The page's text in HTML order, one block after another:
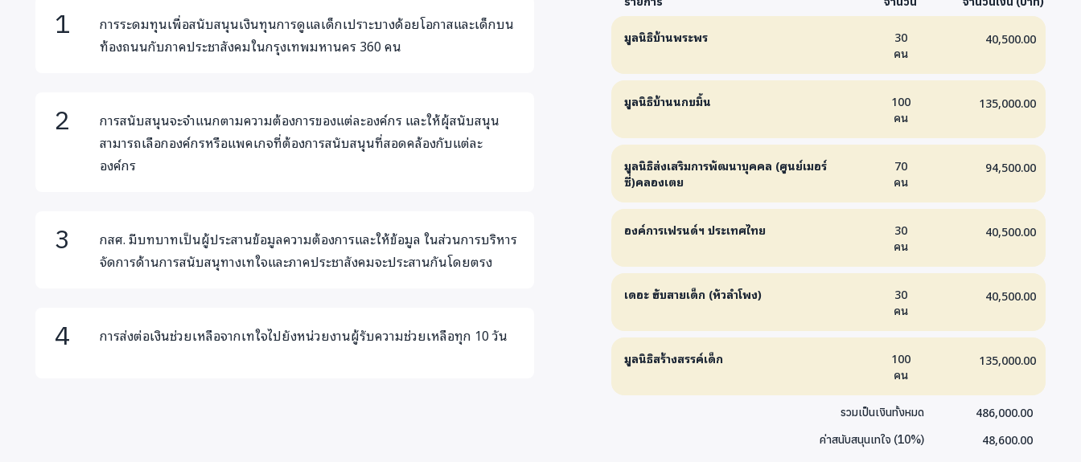
คนไปอยู่ห้องเช่ากับเพื่อน บางคนไปเช่าห้องพักอยู่เอง บางคนไปนอนอยู่
แถวหัวลำโพง รวมเด็ก 42 คน
6.มูลนิธิสร้างสรรค์เด็ก
ช่วยเหลือกลุ่มเป้าหมายจำนวน 5 กลุ่ม 1.เด็กเร่ร่อนไทยชั่วคราว อายุ 4-18
ปี อยู่ในชุมชนโค้งรถไฟยมราช แต่ไปขายดอกไม้ ซอยนานา ขอทาน 2.เด็ก
เร่ร่อนไทยถาวร 12-17 ปี อาศัยอยู่ใต้ทางด่วน น 3.เด็กเร่ร่อนต่างด้าว อายุ
4-18 ปี อยู่ในชุมชนเปรมฤทัย บ่อนไก่ คลองตันขายพวงมาลัย ขอทาน
4.เด็กลูกกรรมการ 4 พื้นที่ (ไซส์ก่อสร้าง) น 5.เด็กที่ได้รับผลกระทบจากการ
ตกงาน เช่น ชุมชนมุสลิม
การระดมทุนเพื่อสนับสนุนเงินทุนการดูแลเด็กเปราะบางด้อยโอกาสและเด็กบน
ท้องถนนกับภาคประชาสังคมในกรุงเทพมหานคร 360 คน
การสนับสนุนจะจำแนกตามความต้องการของแต่ละองค์กร และให้ผุ้สนับสนุน
สามารถเลือกองค์กรหรือแพคเกจที่ต้องการสนับสนุนที่สอดคล้องกับแต่ละ
องค์กร
กสศ. มีบทบาทเป็นผู้ประสานข้อมูลความต้องการและให้ข้อมูล ในส่วนการบริหาร
จัดการด้านการสนับสนุทางเทใจและภาคประชาสังคมจะประสานกันโดยตรง
การส่งต่อเงินช่วยเหลือจากเทใจไปยังหน่วยงานผู้รับความช่วยเหลือทุก 10 วัน
มูลนิธิบ้านพระพร
30
คน
40,500.00
มูลนิธิบ้านนกขมิ้น
100
คน
135,000.00
มูลนิธิส่งเสริมการพัฒนาบุคคล (ศูนย์เมอร์
ซี่)คลองเตย
70
คน
94,500.00
องค์การเฟรนด์ฯ ประเทศไทย
30
คน
40,500.00
เดอะ ฮับสายเด็ก (หัวลำโพง)
30
คน
40,500.00
มูลนิธิสร้างสรรค์เด็ก
100
คน
135,000.00
รวมเป็นเงินทั้งหมด 486,000.00
ค่าสนับสนุนเทใจ (10%) 48,600.00